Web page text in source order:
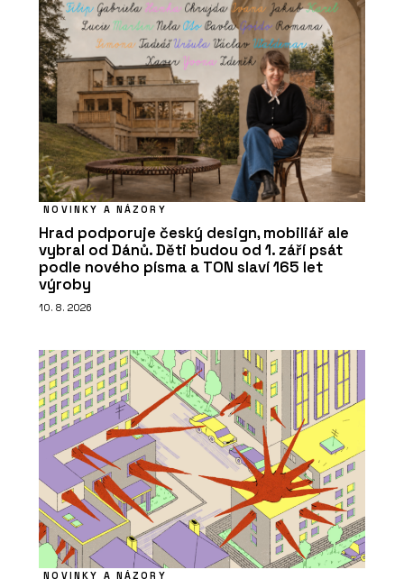
NOVINKY A NÁZORY
Hrad podporuje český design, mobiliář ale
vybral od Dánů. Děti budou od 1. září psát
podle nového písma a TON slaví 165 let
výroby
10. 8. 2026
NOVINKY A NÁZORY